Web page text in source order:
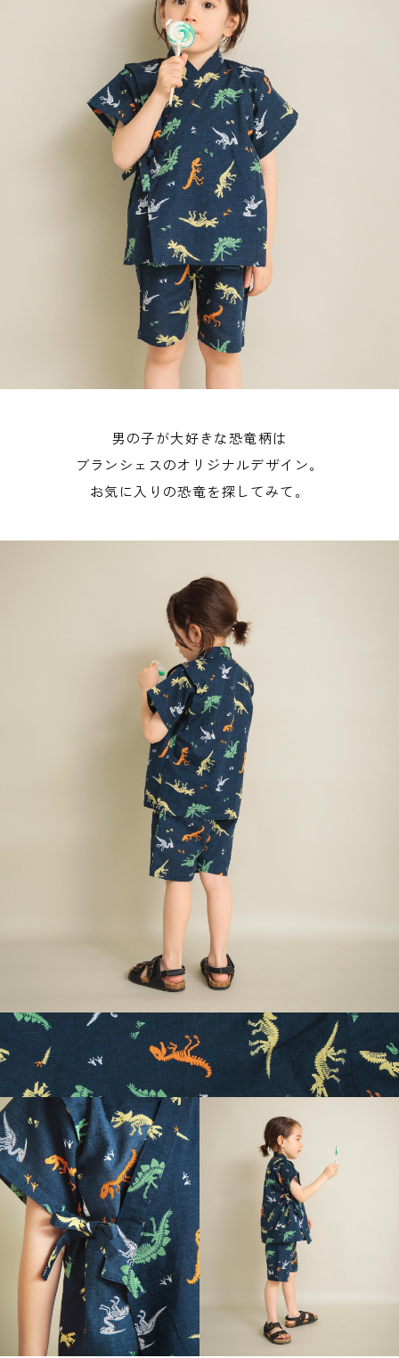
男の子が大好きな恐竜柄は
ブランシェスのオリジナルデザイン。
お気に入りの恐竜を探してみて。